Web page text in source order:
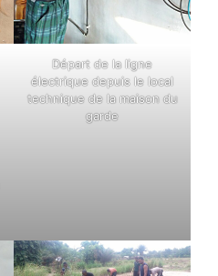
Départ de la ligne
électrique depuis le local
technique de la maison du
garde